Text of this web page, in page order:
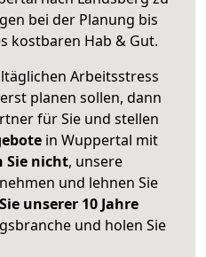
bei der Planung bis
kostbaren Hab & Gut.
Arbeitsstress
planen sollen, dann
für Sie und stellen
in Wuppertal mit
Sie nicht, unsere
und lehnen Sie
unserer 10 Jahre
und holen Sie